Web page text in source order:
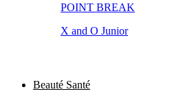
POINT BREAK
X and O Junior
Beauté Santé